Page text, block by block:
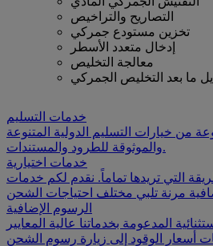
التصاريح والتراخيص
تخزين مستودع جمركي
إدخال متعدد الأسطر
معالجة التخليص
خدمات التسليم
من خيارات التسليم الدولية المتنوعة
والموثوقة للطرود والمستندات.
خدمات اختيارية
التي تريدها تماماً. نقدم لكم خدمات
الرسوم الإضافية
المدعومة بخدماتنا عالية المعايير
أسعار الوقود إلى زيارة رسوم الشحن